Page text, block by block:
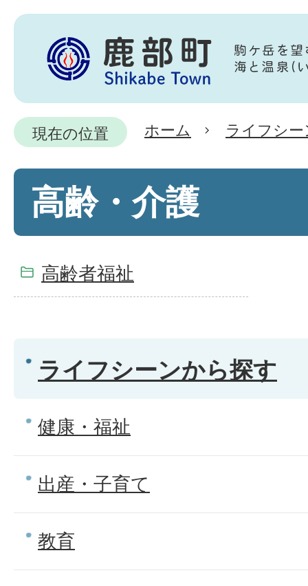
現在の位置 ホーム ライフシ
高齢・介護
高齢者福祉
ライフシーンから探す
健康・福祉
出産・子育て
教育